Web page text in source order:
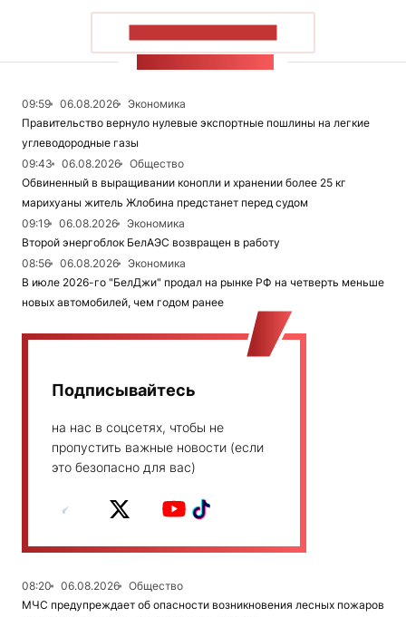
09:59 06.08.2026
Экономика
Правительство вернуло нулевые экспортные пошлины на легкие
углеводородные газы
09:43
06.08.2026
Общество
Обвиненный в выращивании конопли и хранении более 25 кг
марихуаны житель Жлобина предстанет перед судом
09:19
06.08.2026
Экономика
Второй энергоблок БелАЭС возвращен в работу
08:56
06.08.2026
Экономика
В июле 2026-го "БелДжи" продал на рынке РФ на четверть меньше
новых автомобилей, чем годом ранее
Подписывайтесь
на нас в соцсетях, чтобы не
пропустить важные новости (если
это безопасно для вас)
08:20 06.08.2026
Общество
МЧС предупреждает об опасности возникновения лесных пожаров